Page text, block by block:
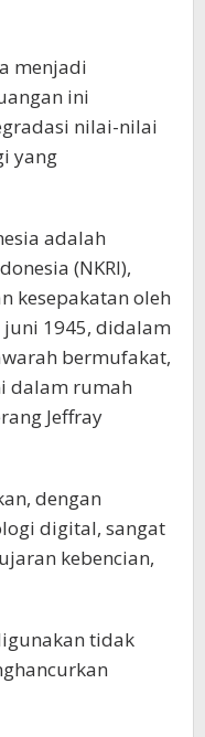
menjadi
ini
nilai-nilai
yang
adalah
(NKRI),
kesepakatan oleh
1945, didalam
bermufakat,
dalam rumah
Jeffray
dengan
digital, sangat
kebencian,
tidak